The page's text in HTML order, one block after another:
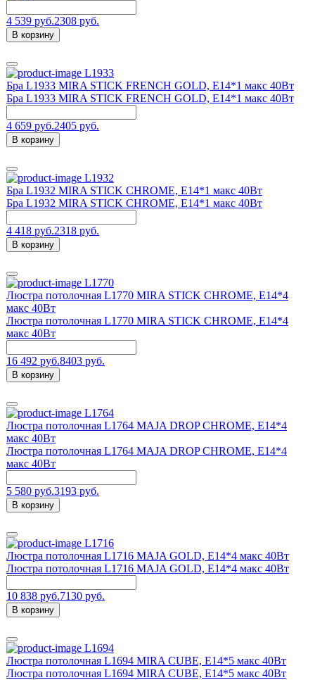
4 539 руб.2308 руб.
В корзину
L1933
Бра L1933 MIRA STICK FRENCH GOLD, Е14*1 макс 40Вт
Бра L1933 MIRA STICK FRENCH GOLD, Е14*1 макс 40Вт
4 659 руб.2405 руб.
В корзину
L1932
Бра L1932 MIRA STICK CHROME, Е14*1 макс 40Вт
Бра L1932 MIRA STICK CHROME, Е14*1 макс 40Вт
4 418 руб.2318 руб.
В корзину
L1770
Люстра потолочная L1770 MIRA STICK CHROME, E14*4
макс 40Вт
Люстра потолочная L1770 MIRA STICK CHROME, E14*4
макс 40Вт
16 492 руб.8403 руб.
В корзину
L1764
Люстра потолочная L1764 MAJA DROP CHROME, E14*4
макс 40Вт
Люстра потолочная L1764 MAJA DROP CHROME, E14*4
макс 40Вт
5 580 руб.3193 руб.
В корзину
L1716
Люстра потолочная L1716 MAJA GOLD, E14*4 макс 40Вт
Люстра потолочная L1716 MAJA GOLD, E14*4 макс 40Вт
10 838 руб.7130 руб.
В корзину
L1694
Люстра потолочная L1694 MIRA CUBE, E14*5 макс 40Вт
Люстра потолочная L1694 MIRA CUBE, E14*5 макс 40Вт